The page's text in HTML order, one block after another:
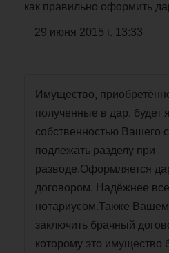
как правильно оформить
29 июня 2015 г. 13:33
Имущество,
полученные в дар, будет
собственностью Вашего
подлежать разделу при
разводе.Оформляется
договором. Надёжнее
нотариусом.Также
заключить брачный
которому это имущество